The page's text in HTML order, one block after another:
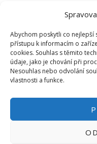
Abychom poskytli co nejlepší
přístupu k informacím o
cookies. Souhlas s těmito
údaje, jako je chování při
Nesouhlas nebo odvolání
vlastnosti a funkce.